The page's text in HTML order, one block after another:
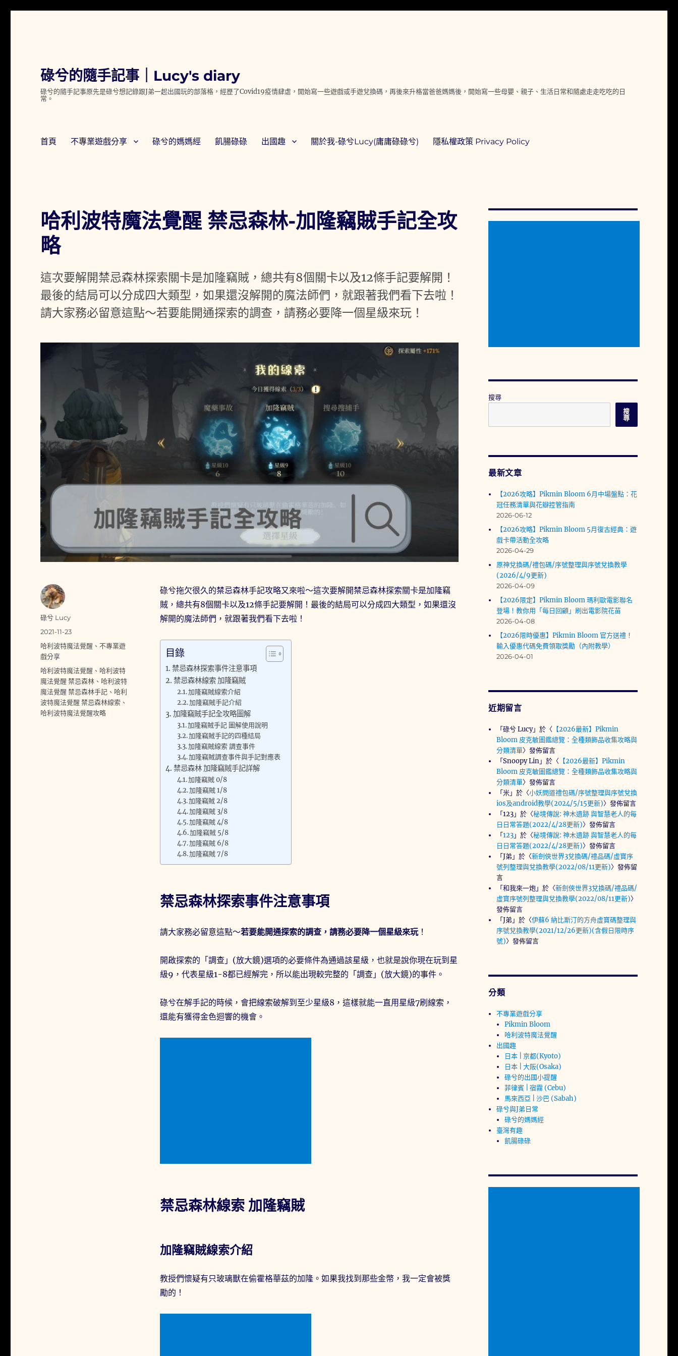
碌兮的隨手記事｜Lucy's diary
碌兮的隨手記事原先是碌兮想記錄跟J弟一起出國玩的部落格，經歷了Covid19疫情肆虐，開始寫一些遊戲或手遊兌換碼，再後來升格當爸爸媽媽後，開始寫一些母嬰、親子、生活日常和隨處走走吃吃的日
常。
首頁 不專業遊戲分享 碌兮的媽媽經 飢腸碌碌 出國趣 關於我-碌兮Lucy(庸庸碌碌兮) 隱私權政策 Privacy Policy
哈利波特魔法覺醒 禁忌森林-加隆竊賊手記全攻
略
這次要解開禁忌森林探索關卡是加隆竊賊，總共有8個關卡以及12條手記要解開！
最後的結局可以分成四大類型，如果還沒解開的魔法師們，就跟著我們看下去啦！
請大家務必留意這點～若要能開通探索的調查，請務必要降一個星級來玩！
碌兮拖欠很久的禁忌森林手記攻略又來啦～這次要解開禁忌森林探索關卡是加隆竊
賊，總共有8個關卡以及12條手記要解開！最後的結局可以分成四大類型，如果還沒
解開的魔法師們，就跟著我們看下去啦！
目錄
禁忌森林探索事件注意事項
禁忌森林線索 加隆竊賊
加隆竊賊線索介紹
加隆竊賊手記介紹
加隆竊賊手記全攻略圖解
加隆竊賊手記 圖解使用說明
加隆竊賊手記的四種結局
加隆竊賊線索 調查事件
加隆竊賊調查事件與手記對應表
禁忌森林 加隆竊賊手記詳解
加隆竊賊 0/8
加隆竊賊 1/8
加隆竊賊 2/8
加隆竊賊 3/8
加隆竊賊 4/8
加隆竊賊 5/8
加隆竊賊 6/8
加隆竊賊 7/8
禁忌森林探索事件注意事項
請大家務必留意這點～若要能開通探索的調查，請務必要降一個星級來玩！
開啟探索的「調查」(放大鏡)選項的必要條件為通過該星級，也就是說你現在玩到星
級9，代表星級1-8都已經解完，所以能出現較完整的「調查」(放大鏡)的事件。
碌兮在解手記的時候，會把線索破解到至少星級8，這樣就能一直用星級7刷線索，
還能有獲得金色迴響的機會。
禁忌森林線索 加隆竊賊
加隆竊賊線索介紹
教授們懷疑有只玻璃獸在偷霍格華茲的加隆。如果我找到那些金幣，我一定會被獎
勵的！
作
者
碌兮 Lucy
發
佈
日
2021-11-23
分
類
哈利波特魔法覺醒 、不專業遊
戲分享
標
籤
哈利波特魔法覺醒 、 哈利波特
魔法覺醒 禁忌森林 、 哈利波特
魔法覺醒 禁忌森林手記 、 哈利
波特魔法覺醒 禁忌森林線索 、
哈利波特魔法覺醒攻略
搜尋
搜
尋
最新文章
【2026攻略】Pikmin Bloom 6月中場盤點：花
冠任務清單與花瓣控管指南
2026-06-12
【2026攻略】Pikmin Bloom 5月復古經典：遊
戲卡帶活動全攻略
2026-04-29
原神兌換碼/禮包碼/序號整理與序號兌換教學
(2026/4/9更新)
2026-04-09
【2026限定】Pikmin Bloom 瑪利歐電影聯名
登場！教你用「每日回顧」刷出電影院花苗
2026-04-08
【2026限時優惠】Pikmin Bloom 官方送禮！
輸入優惠代碼免費領取獎勵（內附教學）
2026-04-01
近期留言
「碌兮 Lucy」於〈 【2026最新】Pikmin
Bloom 皮克敏圖鑑總覽：全種類飾品收集攻略與
分類清單〉發佈留言
「Snoopy Lin」於〈 【2026最新】Pikmin
Bloom 皮克敏圖鑑總覽：全種類飾品收集攻略與
分類清單〉發佈留言
「米」於〈小妖問道禮包碼/序號整理與序號兌換
ios及android教學(2024/5/15更新)〉發佈留言
「123」於〈秘境傳說: 神木遺跡 與智慧老人的每
日日常答題(2022/4/28更新)〉發佈留言
「123」於〈秘境傳說: 神木遺跡 與智慧老人的每
日日常答題(2022/4/28更新)〉發佈留言
「J弟 」於〈新劍俠世界3兌換碼/禮品碼/虛寶序
號列整理與兌換教學(2022/08/11更新)〉發佈留
言
「和我來一炮」於〈新劍俠世界3兌換碼/禮品碼/
虛寶序號列整理與兌換教學(2022/08/11更新)〉
發佈留言
「J弟 」於〈伊蘇6 納比斯汀的方舟虛寶碼整理與
序號兌換教學(2021/12/26更新)(含假日限時序
號)〉發佈留言
分類
不專業遊戲分享
Pikmin Bloom
哈利波特魔法覺醒
出國趣
日本 | 京都(Kyoto)
日本 | 大阪(Osaka)
碌兮的出國小提醒
菲律賓 | 宿霧 (Cebu)
馬來西亞 | 沙巴 (Sabah)
碌兮與J弟日常
碌兮的媽媽經
臺灣有趣
飢腸碌碌